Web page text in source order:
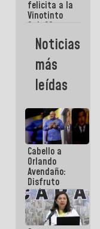
de
Maiquetía
felicita a la
Vinotinto
Sub 20
campeona
frente
México Sub
23 en los
Centroamericanos
Noticias
más
leídas
Cabello a
Orlando
Avendaño:
Disfruto
cada vez
que escribes
porque lo
que haces